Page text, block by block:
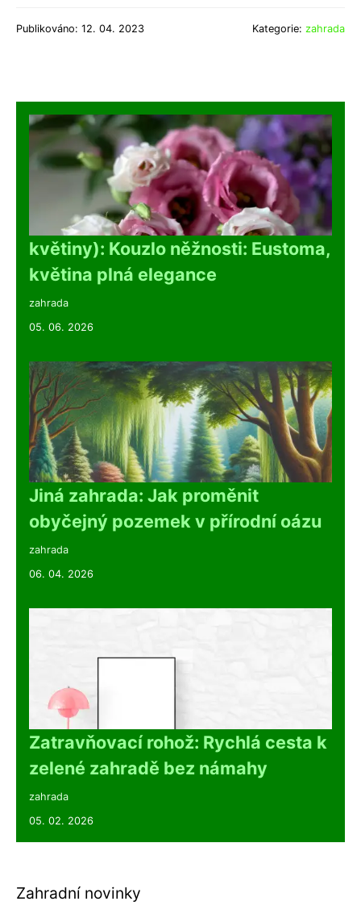
Publikováno: 12. 04. 2023 Kategorie: zahrada
květiny): Kouzlo něžnosti: Eustoma,
květina plná elegance
zahrada
05. 06. 2026
Jiná zahrada: Jak proměnit
obyčejný pozemek v přírodní oázu
zahrada
06. 04. 2026
Zatravňovací rohož: Rychlá cesta k
zelené zahradě bez námahy
zahrada
05. 02. 2026
Zahradní novinky